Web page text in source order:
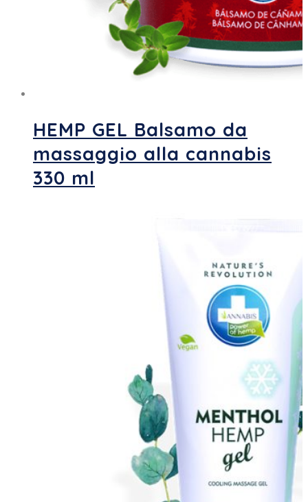
HEMP GEL Balsamo da
massaggio alla cannabis
330 ml